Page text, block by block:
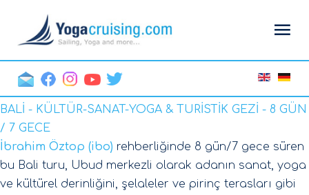
BALİ - KÜLTÜR-SANAT-YOGA & TURİSTİK GEZİ - 8 GÜN
/ 7 GECE
İbrahim Öztop (ibo) rehberliğinde 8 gün/7 gece süren
bu Bali turu, Ubud merkezli olarak adanın sanat, yoga
ve kültürel derinliğini, şelaleler ve pirinç terasları gibi